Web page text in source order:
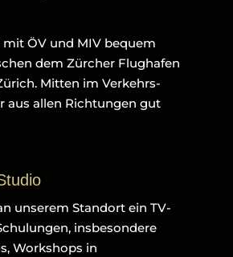
mit ÖV und MIV bequem
dem Zürcher Flughafen
Mitten im Verkehrs-
aus allen Richtungen gut
unserem Standort ein TV-
insbesondere
Workshops in